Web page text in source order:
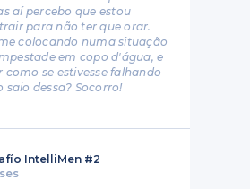
aí percebo que estou
para não ter que orar.
colocando numa situação
em copo d'água, e
como se estivesse falhando
saio dessa? Socorro!
IntelliMen #2